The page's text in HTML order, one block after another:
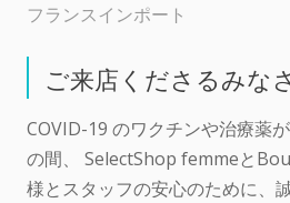
フランスインポート
ご来店くださるみな
COVID-19 のワクチンや治療薬
の間、 SelectShop femmeと
様とスタッフの安心のために、